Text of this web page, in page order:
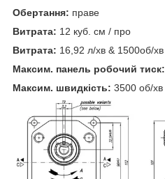
Обертання: праве
Витрата: 12 куб. см / про
Витрата: 16,92 л/хв & 1500об/хв
Максим. панель робочий тиск:
Максим. швидкість: 3500 об/хв